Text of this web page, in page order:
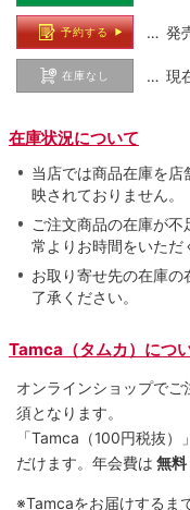
予約する … 発
在庫なし … 現
在庫状況について
当店では商品在庫を店
映されておりません。
ご注文商品の在庫が
常よりお時間をいただ
お取り寄せ先の在庫
了承ください。
Tamca（タムカ）につ
オンラインショップで
須となります。
「Tamca （100円税抜）
だけます。 年会費は 無料
※Tamcaをお届けするま